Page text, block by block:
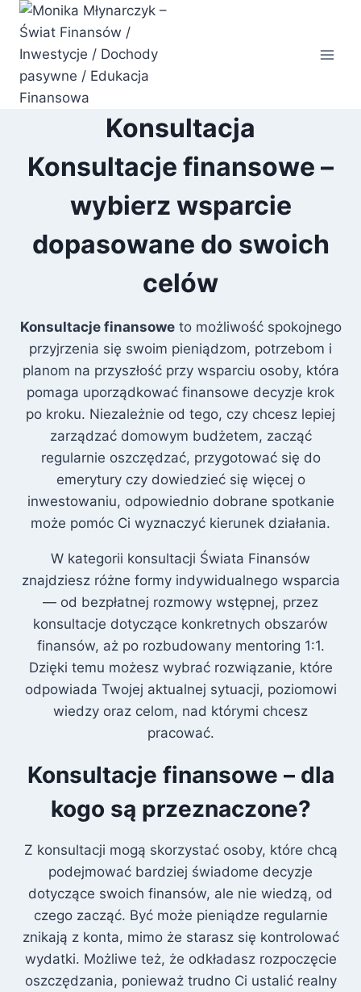
Przejdź
treści
Konsultacja
Konsultacje finansowe –
wybierz wsparcie
dopasowane do swoich
celów
Konsultacje finansoweto możliwość spokojnego
przyjrzenia się swoim pieniądzom, potrzebom i
planom na przyszłość przy wsparciu osoby, która
pomaga uporządkować finansowe decyzje krok
po kroku. Niezależnie od tego, czy chcesz lepiej
zarządzać domowym budżetem, zacząć
regularnie oszczędzać, przygotować się do
emerytury czy dowiedzieć się więcej o
inwestowaniu, odpowiednio dobrane spotkanie
może pomóc Ci wyznaczyć kierunek działania.
W kategorii konsultacji Świata Finansów
znajdziesz różne formy indywidualnego wsparcia
— od bezpłatnej rozmowy wstępnej, przez
konsultacje dotyczące konkretnych obszarów
finansów, aż po rozbudowany mentoring 1:1.
Dzięki temu możesz wybrać rozwiązanie, które
odpowiada Twojej aktualnej sytuacji, poziomowi
wiedzy oraz celom, nad którymi chcesz
pracować.
Konsultacje finansowe – dla
kogo są przeznaczone?
Z konsultacji mogą skorzystać osoby, które chcą
podejmować bardziej świadome decyzje
dotyczące swoich finansów, ale nie wiedzą, od
czego zacząć. Być może pieniądze regularnie
znikają z konta, mimo że starasz się kontrolować
wydatki. Możliwe też, że odkładasz rozpoczęcie
oszczędzania, ponieważ trudno Ci ustalić realny